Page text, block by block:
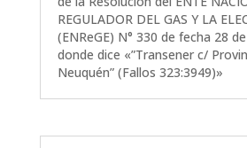
REGULADOR DEL GAS Y LA
(ENReGE) N° 330 de fecha 28
donde dice «”Transener c/
Neuquén” (Fallos 323:3949)»